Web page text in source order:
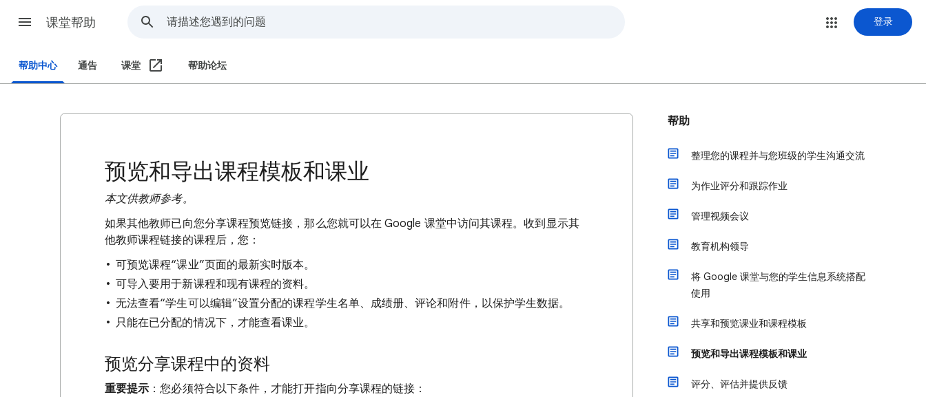
课堂帮助 登录
帮助中心 通告 课堂 帮助论坛
预览和导出课程模板和课业
本文供教师参考。
如果其他教师已向您分享课程预览链接，那么您就可以在 Google 课堂中访问其课程。收到显示其
他教师课程链接的课程后，您：
可预览课程“课业”页面的最新实时版本。
可导入要用于新课程和现有课程的资料。
无法查看“学生可以编辑”设置分配的课程学生名单、成绩册、评论和附件，以保护学生数据。
只能在已分配的情况下，才能查看课业。
预览分享课程中的资料
重要提示 ：您必须符合以下条件，才能打开指向分享课程的链接：
帮助
整理您的课程并与您班级的学生沟通交流
为作业评分和跟踪作业
管理视频会议
教育机构领导
将 Google 课堂与您的学生信息系统搭配
使用
共享和预览课业和课程模板
预览和导出课程模板和课业
评分、评估并提供反馈